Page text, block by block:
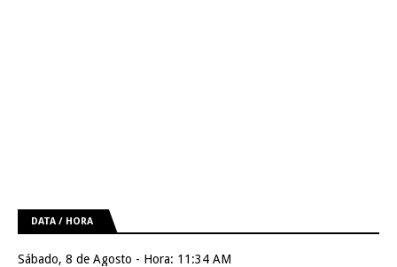
DATA / HORA
Sábado, 8 de Agosto - Hora: 11:34 AM